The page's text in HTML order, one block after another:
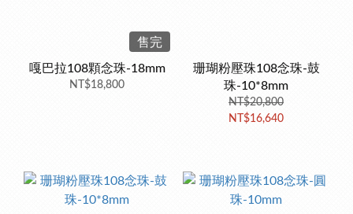
售完
嘎巴拉108顆念珠-18mm
NT$18,800
珊瑚粉壓珠108念珠-鼓
珠-10*8mm
NT$20,800
NT$16,640